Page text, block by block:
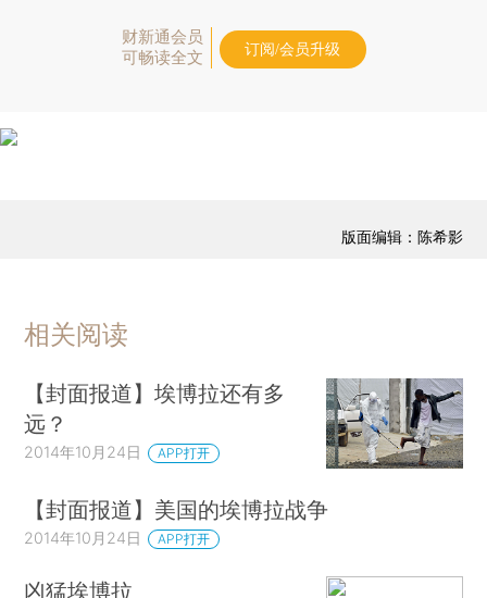
财新通会员
可畅读全文
订阅/会员升级
版面编辑：陈希影
相关阅读
【封面报道】埃博拉还有多
远？
2014年10月24日 APP打开
【封面报道】美国的埃博拉战争
2014年10月24日 APP打开
凶猛埃博拉